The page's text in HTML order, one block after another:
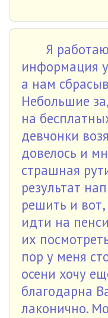
Я
информация
а нам
Небольшие
на
девчонки
довелось и
страшная
результат
решить и
идти на
их
пор у меня
осени хочу
благодарна
лаконично.